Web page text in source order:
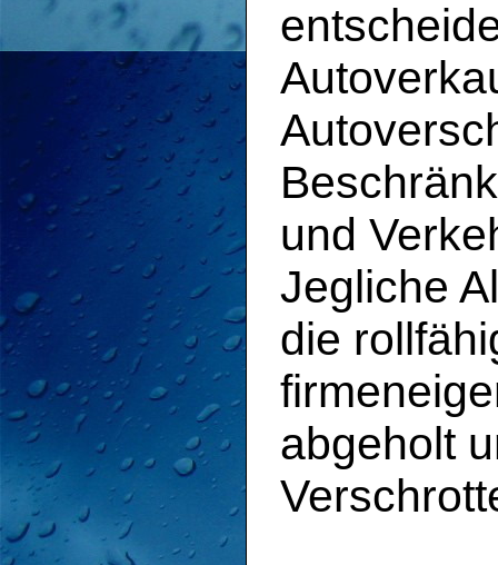
und
Jegliche
die
abgeholt